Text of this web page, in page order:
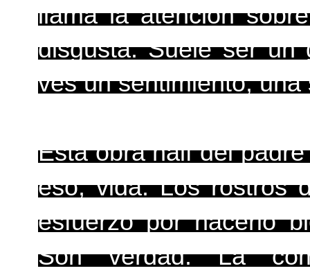
llama la atención
disgusta. Suele ser
ves un sentimiento,
Esta obra naif del
eso, vida. Los rostros
esfuerzo por hacerlo
Son verdad. La